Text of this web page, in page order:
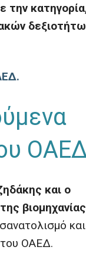
την
και ο
βιομηχανίας
και
του ΟΑΕΔ.